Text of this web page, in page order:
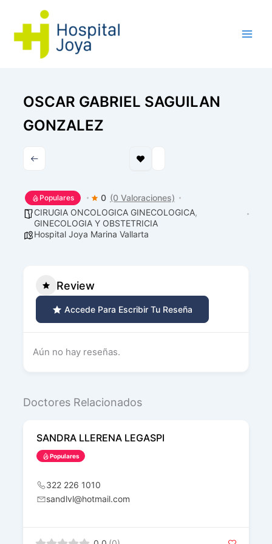
contenido
OSCAR GABRIEL SAGUILAN
GONZALEZ
Populares 0 (0 Valoraciones)
CIRUGIA ONCOLOGICA GINECOLOGICA,
GINECOLOGIA Y OBSTETRICIA
Hospital Joya Marina Vallarta
Review
Accede Para Escribir Tu Reseña
Aún no hay reseñas.
Doctores Relacionados
SANDRA LLERENA LEGASPI
Populares
322 226 1010
sandlvl@hotmail.com